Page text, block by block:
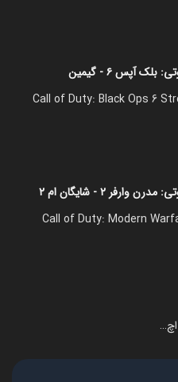
آپس ۶ - گیمین
Call of Duty: Black Ops 6
۲ - شایگان ام ۲
Call of Duty: Modern
استریم کانتر استرایک: گلوبال آفنسیو - اچ کی ام گیم